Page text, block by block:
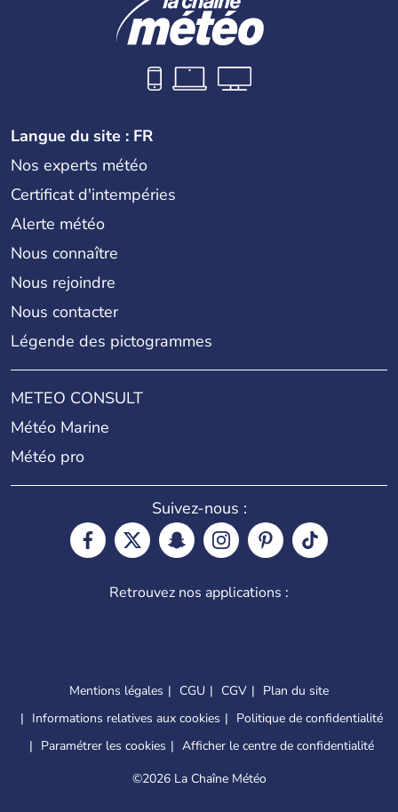
Langue du site : FR
Nos experts météo
Certificat d'intempéries
Alerte météo
Nous connaître
Nous rejoindre
Nous contacter
Légende des pictogrammes
METEO CONSULT
Météo Marine
Météo pro
Suivez-nous :
Retrouvez nos applications :
Mentions légales CGU CGV
Plan du site
Informations relatives aux cookies
Politique de confidentialité
Paramétrer les cookies
Afficher le centre de confidentialité
©2026 La Chaîne Météo